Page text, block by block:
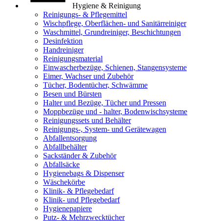
Hygiene & Reinigung
Reinigungs- & Pflegemittel
Wischpflege, Oberflächen- und Sanitärreiniger
Waschmittel, Grundreiniger, Beschichtungen
Desinfektion
Handreiniger
Reinigungsmaterial
Einwascherbezüge, Schienen, Stangensysteme
Eimer, Wachser und Zubehör
Tücher, Bodentücher, Schwämme
Besen und Bürsten
Halter und Bezüge, Tücher und Pressen
Moppbezüge und - halter, Bodenwischsysteme
Reinigungssets und Behälter
Reinigungs-, System- und Gerätewagen
Abfallentsorgung
Abfallbehälter
Sackständer & Zubehör
Abfallsäcke
Hygienebags & Dispenser
Wäschekörbe
Klinik- & Pflegebedarf
Klinik- und Pflegebedarf
Hygienepapiere
Putz- & Mehrzwecktücher